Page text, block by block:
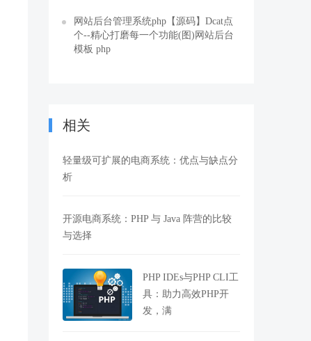
网站后台管理系统php【源码】Dcat点
个--精心打磨每一个功能(图)网站后台
模板 php
相关
轻量级可扩展的电商系统：优点与缺点分
析
开源电商系统：PHP 与 Java 阵营的比较
与选择
PHP IDEs与PHP CLI工
具：助力高效PHP开
发，满